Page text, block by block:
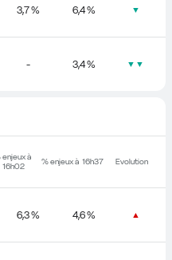
3,7 % 6,4 % ▼
- 3,4 % ▼▼
% enjeux à
16h02
% enjeux à 16h37 Evolution
6,3 % 4,6 % ▲